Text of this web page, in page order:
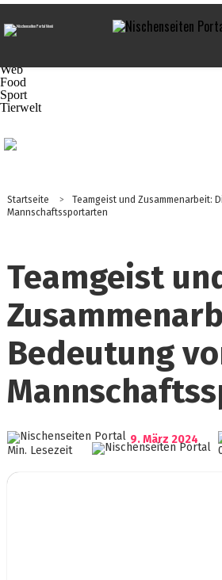
Navigation
Business
Web
Food
Sport
Tierwelt
Startseite >
Teamgeist und Zusammenarbeit:
Mannschaftssportarten
Teamgeist
Bedeutung
9. März 2024
Min. Lesezeit